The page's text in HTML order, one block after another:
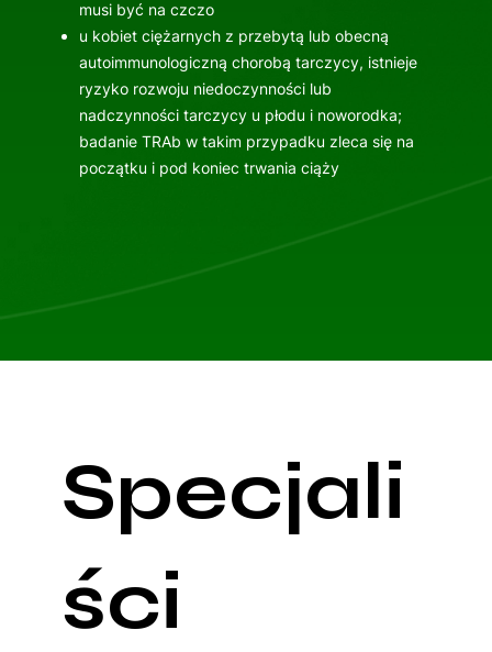
musi być na czczo
u kobiet ciężarnych z przebytą lub obecną
autoimmunologiczną chorobą tarczycy, istnieje
ryzyko rozwoju niedoczynności lub
nadczynności tarczycy u płodu i noworodka;
badanie TRAb w takim przypadku zleca się na
początku i pod koniec trwania ciąży
Specjali
ści